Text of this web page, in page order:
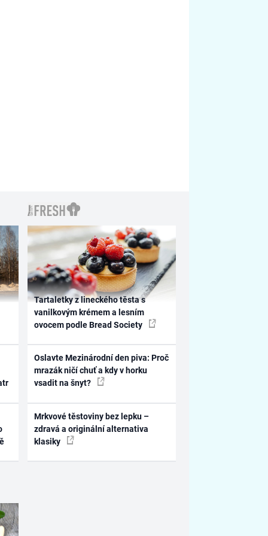
Tartaletky z lineckého těsta s
vanilkovým krémem a lesním
ovocem podle Bread Society
Oslavte Mezinárodní den piva: Proč
mrazák ničí chuť a kdy v horku
vsadit na šnyt?
Mrkvové těstoviny bez lepku –
zdravá a originální alternativa
klasiky